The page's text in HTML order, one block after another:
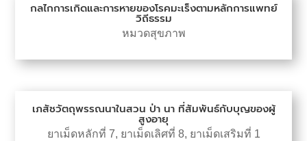
กลไกการเกิดและการหายของโรคมะเร็งตามหลักการแพทย์
วิถีธรรม
หมวดสุขภาพ
เภสัชวัตถุพรรณนาในสวน ป่า นา ที่สัมพันธ์กับบุญของผู้
สูงอายุ
ยาเม็ดหลักที่ 7, ยาเม็ดเลิศที่ 8, ยาเม็ดเสริมที่ 1